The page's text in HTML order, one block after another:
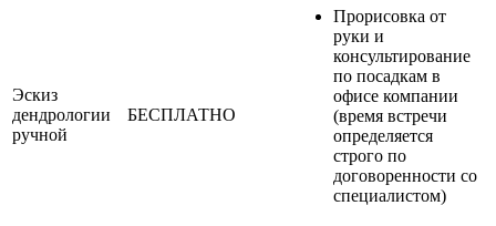
Эскиз
дендрологии
ручной
БЕСПЛАТНО
Прорисовка от
руки и
консультирование
по посадкам в
офисе компании
(время встречи
определяется
строго по
договоренности со
специалистом)